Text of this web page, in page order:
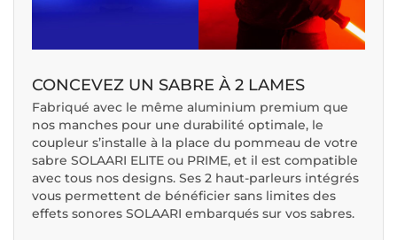
CONCEVEZ UN SABRE À 2 LAMES
Fabriqué avec le même aluminium premium que
nos manches pour une durabilité optimale, le
coupleur s’installe à la place du pommeau de votre
sabre SOLAARI ELITE ou PRIME, et il est compatible
avec tous nos designs. Ses 2 haut-parleurs intégrés
vous permettent de bénéficier sans limites des
effets sonores SOLAARI embarqués sur vos sabres.